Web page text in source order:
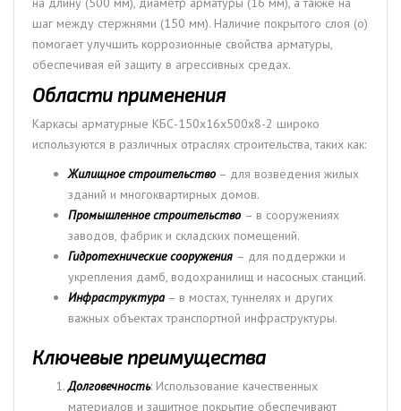
шаг между стержнями (150 мм). Наличие покрытого слоя (о)
помогает улучшить коррозионные свойства арматуры,
обеспечивая ей защиту в агрессивных средах.
Области применения
Каркасы арматурные КБС-150х16х500х8-2 широко
используются в различных отраслях строительства, таких как:
Жилищное строительство – для возведения жилых
зданий и многоквартирных домов.
Промышленное строительство – в сооружениях
заводов, фабрик и складских помещений.
Гидротехнические сооружения – для поддержки и
укрепления дамб, водохранилищ и насосных станций.
Инфраструктура– в мостах, туннелях и других
важных объектах транспортной инфраструктуры.
Ключевые преимущества
Долговечность: Использование качественных
материалов и защитное покрытие обеспечивают